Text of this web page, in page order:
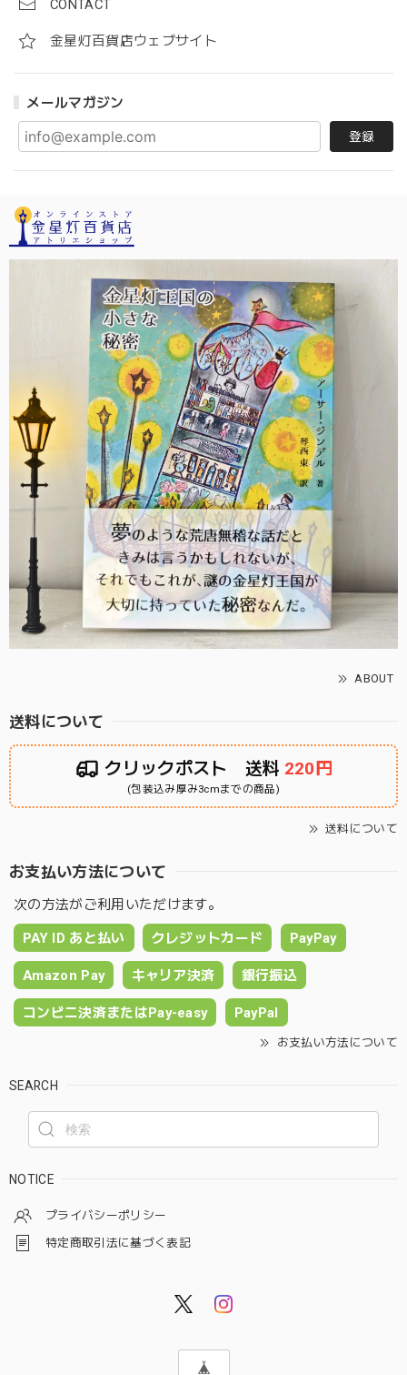
CONTACT
金星灯百貨店ウェブサイト
メールマガジン
登録
ABOUT
送料について
クリックポスト 送料 220円
(包装込み厚み3cmまでの商品)
送料について
お支払い方法について
次の方法がご利用いただけます。
PAY ID あと払い クレジットカード PayPay
Amazon Pay キャリア決済 銀行振込
コンビニ決済またはPay-easy PayPal
お支払い方法について
SEARCH
NOTICE
プライバシーポリシー
特定商取引法に基づく表記